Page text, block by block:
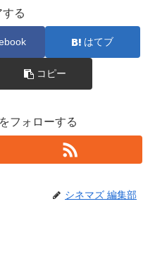
する
はてブ
コピー
フォローする
シネマズ 編集部